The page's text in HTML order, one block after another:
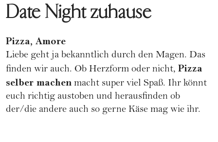
Date Night zuhause
Pizza, Amore
Liebe geht ja bekanntlich durch den Magen. Das
finden wir auch. Ob Herzform oder nicht, Pizza
selber machen macht super viel Spaß. Ihr könnt
euch richtig austoben und herausfinden ob
der/die andere auch so gerne Käse mag wie ihr.